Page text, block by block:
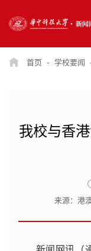
首页 - 学校要闻
我校与香
来源：港